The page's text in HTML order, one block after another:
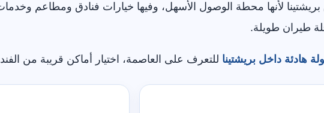
كوسوفو 12 يوم من بريشتينا لأنها محطة الوصول الأسهل، وفيها خيارات فنادق
طيران طويلة.
هادئة داخل بريشتينا للتعرف على العاصمة، اختيار أماكن قريبة من